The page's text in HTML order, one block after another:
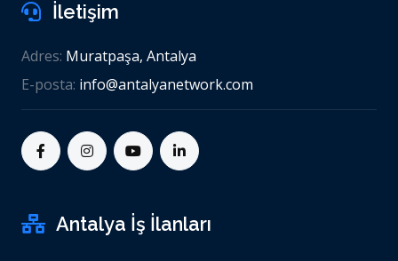
İletişim
Adres: Muratpaşa, Antalya
E-posta: info@antalyanetwork.com
Antalya İş İlanları